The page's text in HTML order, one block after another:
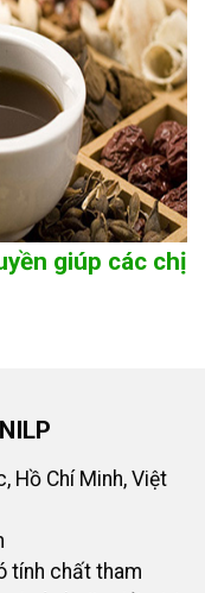
giúp các chị
Hồ Chí Minh, Việt
tính chất tham